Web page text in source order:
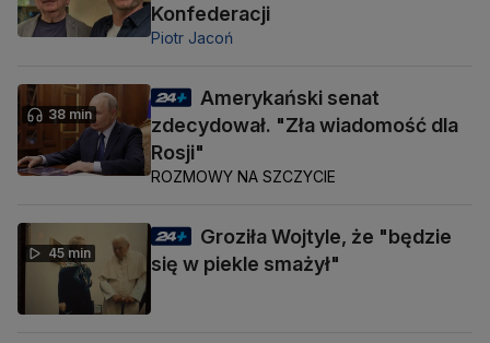
Konfederacji
Piotr Jacoń
38 min
Amerykański senat
zdecydował. "Zła wiadomość dla
Rosji"
ROZMOWY NA SZCZYCIE
45 min
Groziła Wojtyle, że "będzie
się w piekle smażył"